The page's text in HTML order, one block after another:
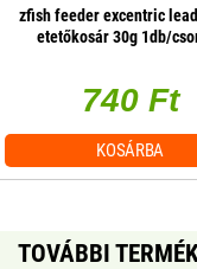
zfish feeder excentric
etetőkosár 30g 1db/
740 Ft
KOSÁRBA
TOVÁBBI